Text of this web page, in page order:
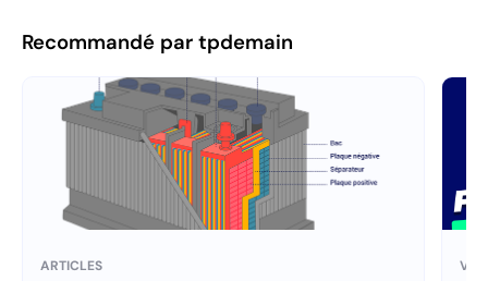
Recommandé par tpdemain
ARTICLES